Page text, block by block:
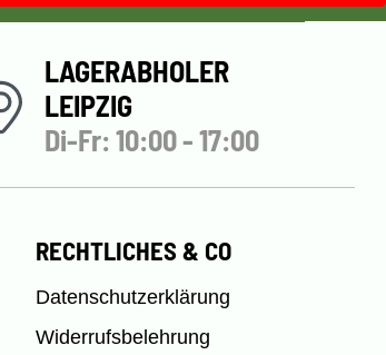
LAGERABHOLER
LEIPZIG
Di-Fr: 10:00 - 17:00
RECHTLICHES & CO
Datenschutzerklärung
Widerrufsbelehrung